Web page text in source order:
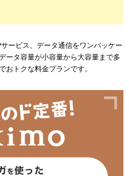
ービス、データ通信をワンパッケー
ータ容量が小容量から大容量まで多
おトクな料金プランです。